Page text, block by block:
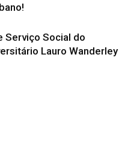
Serviço Social do
Lauro Wanderley